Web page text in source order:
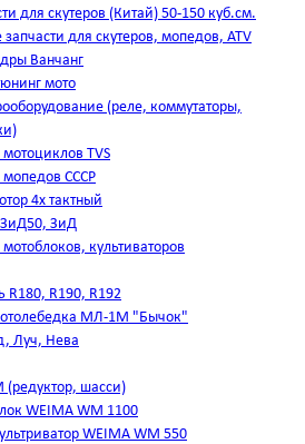
для скутеров (Китай) 50-150 куб.см.
для скутеров, мопедов, ATV
Ванчанг
мото
(реле, коммутаторы,
TVS
мопедов СССР
4х тактный
ЗиД
культиваторов
R180, R190, R192
МЛ-1М "Бычок"
Луч, Нева
шасси)
WEIMA WM 1100
WEIMA WM 550